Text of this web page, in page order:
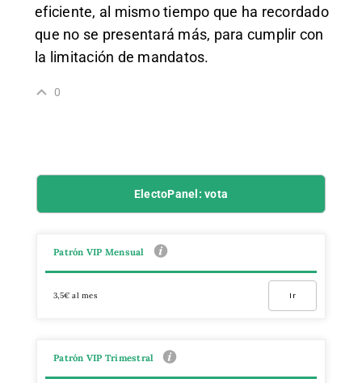
eficiente, al mismo tiempo que ha recordado
que no se presentará más, para cumplir con
la limitación de mandatos.
0
ElectoPanel: vota
Patrón VIP Mensual
3,5€ al mes Ir
Patrón VIP Trimestral